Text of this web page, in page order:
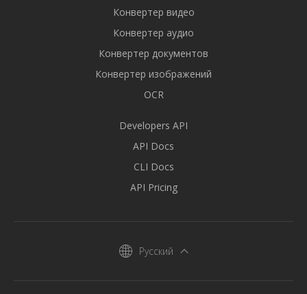
Конвертер видео
Конвертер аудио
Конвертер документов
Конвертер изображений
OCR
Developers API
API Docs
CLI Docs
API Pricing
Русский